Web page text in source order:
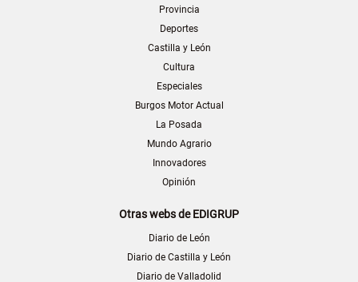
Provincia
Deportes
Castilla y León
Cultura
Especiales
Burgos Motor Actual
La Posada
Mundo Agrario
Innovadores
Opinión
Otras webs de EDIGRUP
Diario de León
Diario de Castilla y León
Diario de Valladolid